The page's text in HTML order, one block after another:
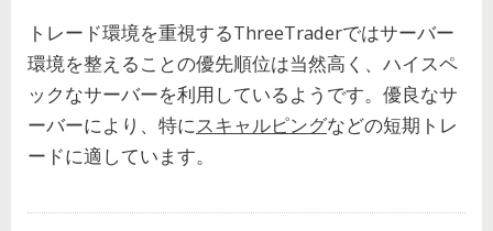
トレード環境を重視するThreeTraderではサーバー
環境を整えることの優先順位は当然高く、ハイスペ
ックなサーバーを利用しているようです。優良なサ
ーバーにより、特にスキャルピングなどの短期トレ
ードに適しています。